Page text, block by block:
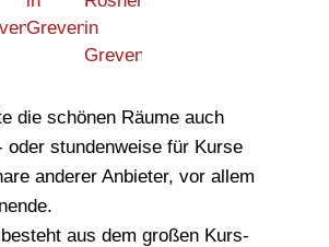
die schönen Räume auch
oder stundenweise für Kurse
anderer Anbieter, vor allem
aus dem großen Kurs-